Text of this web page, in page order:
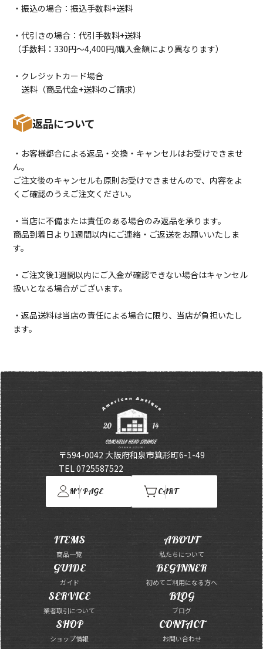
・振込の場合：振込手数料+送料
・代引きの場合：代引手数料+送料
（手数料：330円〜4,400円/購入金額により異なります）
・クレジットカード場合
送料（商品代金+送料のご請求）
返品について
・お客様都合による返品・交換・キャンセルはお受けできませ
ん。
ご注文後のキャンセルも原則お受けできませんので、内容をよ
くご確認のうえご注文ください。
・当店に不備または責任のある場合のみ返品を承ります。
商品到着日より1週間以内にご連絡・ご返送をお願いいたしま
す。
・ご注文後1週間以内にご入金が確認できない場合はキャンセル
扱いとなる場合がございます。
・返品送料は当店の責任による場合に限り、当店が負担いたし
ます。
〒594-0042 大阪府和泉市箕形町6-1-49
TEL 0725587522
MY PAGE CART
ITEMS
商品一覧
ABOUT
私たちについて
GUIDE
ガイド
BEGINNER
初めてご利用になる方へ
SERVICE
業者取引について
BLOG
ブログ
SHOP
ショップ情報
CONTACT
お問い合わせ